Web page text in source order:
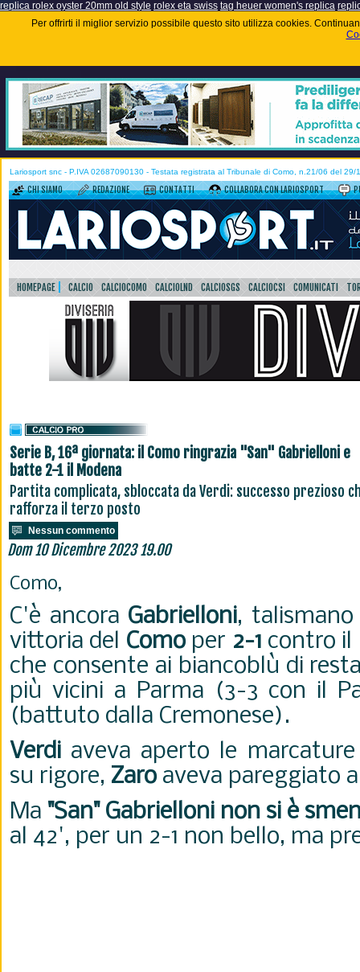
replica rolex oyster 20mm old style rolex eta swiss tag heuer women's replica
Per offrirti il miglior servizio possibile questo sito utilizza cookies.
Lariosport snc - P.IVA 02687090130 - Testata registrata al Tribunale di Como, n.21/06 del 29/
CHI SIAMO REDAZIONE CONTATTI COLLABORA CON LARIOSPORT
HOMEPAGE CALCIO CALCIOCOMO CALCIOLND CALCIOSGS CALCIOCSI COMUNICATI
Serie B, 16ª giornata: il Como ringrazia "San" Gabrielloni e
batte 2-1 il Modena
Partita complicata, sbloccata da Verdi: successo prezioso
rafforza il terzo posto
Nessun commento
Dom 10 Dicembre 2023 19.00
Como,
C'è ancora Gabrielloni, talismano
vittoria del Comoper 2-1 contro il
che consente ai biancoblù di
più vicini a Parma (3-3 con il
(battuto dalla Cremonese).
Verdi aveva aperto le
su rigore, Zaroaveva pareggiato
Ma "San" Gabrielloni non si è
al 42', per un 2-1 non bello, ma